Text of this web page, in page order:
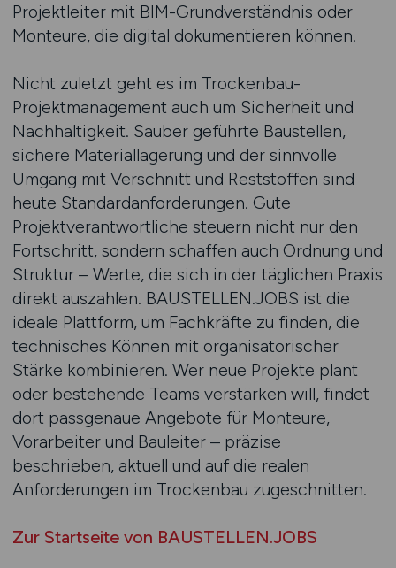
Projektleiter mit BIM-Grundverständnis oder
Monteure, die digital dokumentieren können.
Nicht zuletzt geht es im Trockenbau-
Projektmanagement auch um Sicherheit und
Nachhaltigkeit. Sauber geführte Baustellen,
sichere Materiallagerung und der sinnvolle
Umgang mit Verschnitt und Reststoffen sind
heute Standardanforderungen. Gute
Projektverantwortliche steuern nicht nur den
Fortschritt, sondern schaffen auch Ordnung und
Struktur – Werte, die sich in der täglichen Praxis
direkt auszahlen. BAUSTELLEN.JOBS ist die
ideale Plattform, um Fachkräfte zu finden, die
technisches Können mit organisatorischer
Stärke kombinieren. Wer neue Projekte plant
oder bestehende Teams verstärken will, findet
dort passgenaue Angebote für Monteure,
Vorarbeiter und Bauleiter – präzise
beschrieben, aktuell und auf die realen
Anforderungen im Trockenbau zugeschnitten.
Zur Startseite von BAUSTELLEN.JOBS